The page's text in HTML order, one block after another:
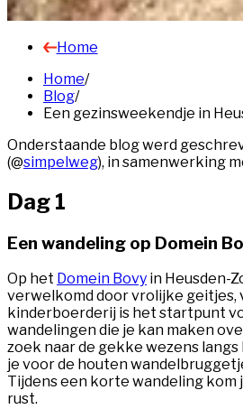
Home
Home/
Blog/
Een gezinsweekendje in
Onderstaande blog werd
(@simpelweg), in samenwerking
Dag 1
Een wandeling op Domein
Op het Domein Bovy in Heusden-
verwelkomd door vrolijke geitjes,
kinderboerderij is het startpunt
wandelingen die je kan maken
zoek naar de gekke wezens langs
je voor de houten
Tijdens een korte wandeling kom
rust.